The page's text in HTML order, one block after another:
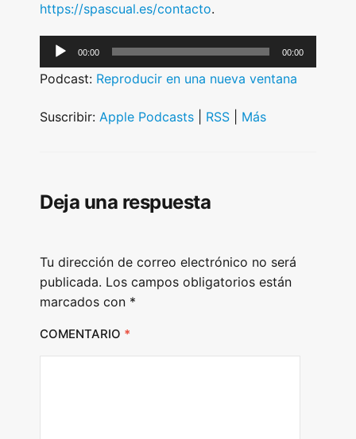
https://spascual.es/contacto.
u
i
a
r
00:00 00:00
Podcast: Reproducir en una nueva ventana
Suscribir: Apple Podcasts RSS Más
Deja una respuesta
Tu dirección de correo electrónico no será
publicada. Los campos obligatorios están
marcados con *
COMENTARIO *